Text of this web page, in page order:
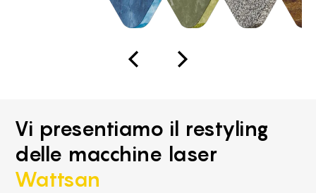
Vi presentiamo il restyling
delle macchine laser
Wattsan